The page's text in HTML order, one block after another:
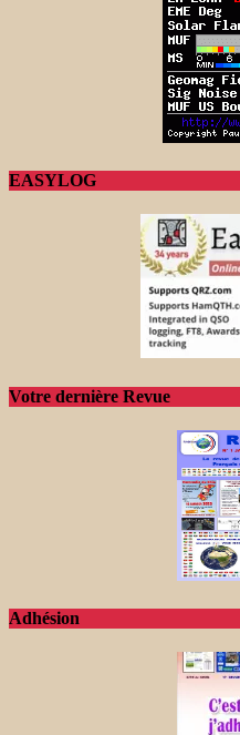
EASYLOG
Votre dernière Revue
Adhésion